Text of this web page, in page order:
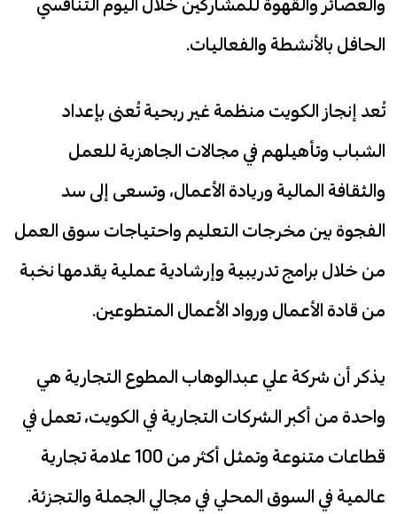
الحافل بالأنشطة والفعاليات.
تُعد إنجاز الكويت منظمة غير ربحية تُعنى بإعداد
الشباب وتأهيلهم في مجالات الجاهزية للعمل
والثقافة المالية وريادة الأعمال، وتسعى إلى سد
الفجوة بين مخرجات التعليم واحتياجات سوق العمل
من خلال برامج تدريبية وإرشادية عملية يقدمها نخبة
من قادة الأعمال ورواد الأعمال المتطوعين.
يذكر أن شركة علي عبدالوهاب المطوع التجارية هي
واحدة من أكبر الشركات التجارية في الكويت، تعمل في
قطاعات متنوعة وتمثل أكثر من 100 علامة تجارية
عالمية في السوق المحلي في مجالي الجملة والتجزئة.